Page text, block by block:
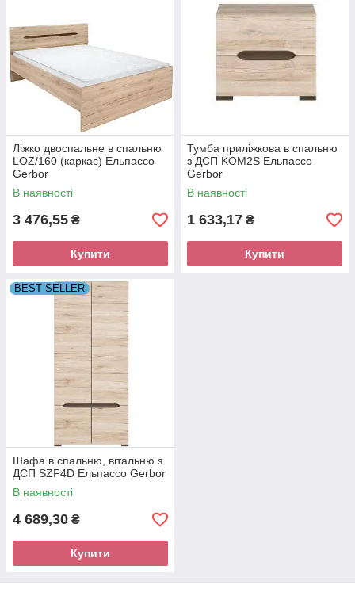
Ліжко двоспальне в спальню
LOZ/160 (каркас) Ельпассо
Gerbor
В наявності
3 476,55 ₴
Купити
Тумба приліжкова в спальню
з ДСП KOM2S Ельпассо
Gerbor
В наявності
1 633,17 ₴
Купити
BEST SELLER
Шафа в спальню, вітальню з
ДСП SZF4D Ельпассо Gerbor
В наявності
4 689,30 ₴
Купити